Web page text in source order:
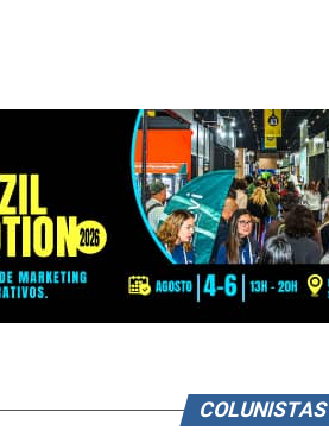
COLUNISTAS